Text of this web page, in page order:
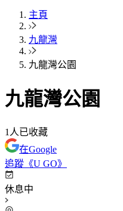
主頁
九龍灣
九龍灣公園
九龍灣公園
1 人已收藏
在Google
追蹤《U GO》
休息中